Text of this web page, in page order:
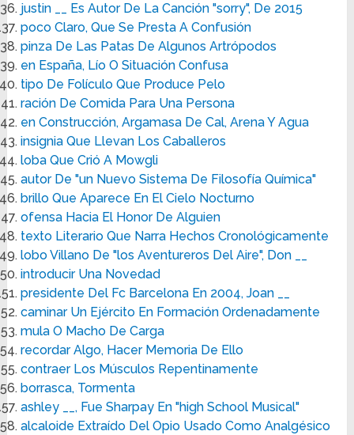
justin __ Es Autor De La Canción "sorry", De 2015
poco Claro, Que Se Presta A Confusión
pinza De Las Patas De Algunos Artrópodos
en España, Lío O Situación Confusa
tipo De Folículo Que Produce Pelo
ración De Comida Para Una Persona
en Construcción, Argamasa De Cal, Arena Y Agua
insignia Que Llevan Los Caballeros
loba Que Crió A Mowgli
autor De "un Nuevo Sistema De Filosofía Química"
brillo Que Aparece En El Cielo Nocturno
ofensa Hacia El Honor De Alguien
texto Literario Que Narra Hechos Cronológicamente
lobo Villano De "los Aventureros Del Aire", Don __
introducir Una Novedad
presidente Del Fc Barcelona En 2004, Joan __
caminar Un Ejército En Formación Ordenadamente
mula O Macho De Carga
recordar Algo, Hacer Memoria De Ello
contraer Los Músculos Repentinamente
borrasca, Tormenta
ashley __, Fue Sharpay En "high School Musical"
alcaloide Extraído Del Opio Usado Como Analgésico